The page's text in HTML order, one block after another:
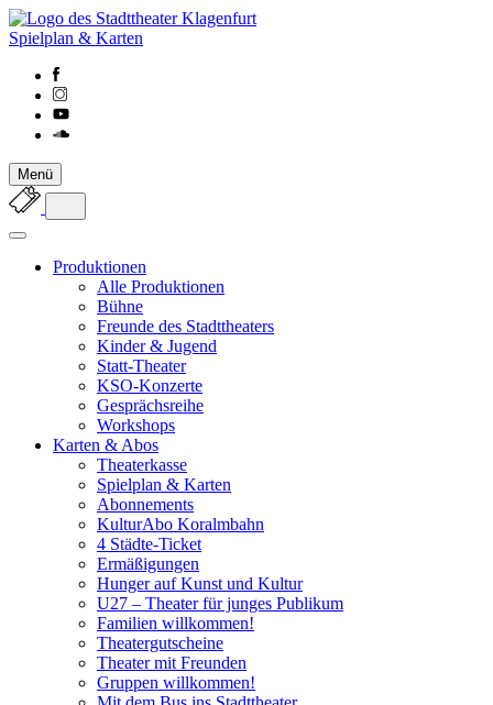
Spielplan & Karten
Menü
Produktionen
Alle Produktionen
Bühne
Freunde des Stadttheaters
Kinder & Jugend
Statt-Theater
KSO-Konzerte
Gesprächsreihe
Workshops
Karten & Abos
Theaterkasse
Spielplan & Karten
Abonnements
KulturAbo Koralmbahn
4 Städte-Ticket
Ermäßigungen
Hunger auf Kunst und Kultur
U27 – Theater für junges Publikum
Familien willkommen!
Theatergutscheine
Theater mit Freunden
Gruppen willkommen!